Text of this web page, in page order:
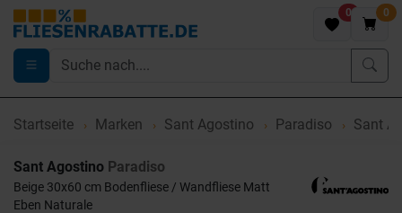
0 0
Startseite Marken Sant Agostino Paradiso Sant
Sant Agostino Paradiso
Beige 30x60 cm Bodenfliese / Wandfliese Matt
Eben Naturale